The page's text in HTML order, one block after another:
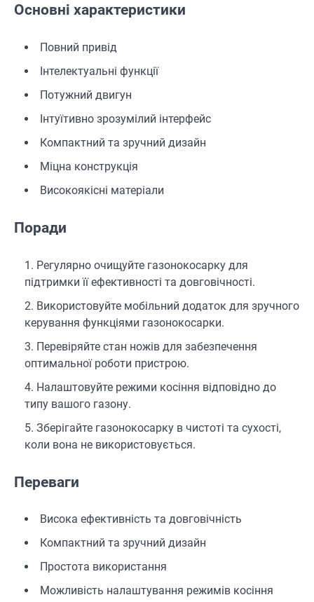
Основні характеристики
Повний привід
Інтелектуальні функції
Потужний двигун
Інтуїтивно зрозумілий інтерфейс
Компактний та зручний дизайн
Міцна конструкція
Високоякісні матеріали
Поради
Регулярно очищуйте газонокосарку для
підтримки її ефективності та довговічності.
Використовуйте мобільний додаток для зручного
керування функціями газонокосарки.
Перевіряйте стан ножів для забезпечення
оптимальної роботи пристрою.
Налаштовуйте режими косіння відповідно до
типу вашого газону.
Зберігайте газонокосарку в чистоті та сухості,
коли вона не використовується.
Переваги
Висока ефективність та довговічність
Компактний та зручний дизайн
Простота використання
Можливість налаштування режимів косіння